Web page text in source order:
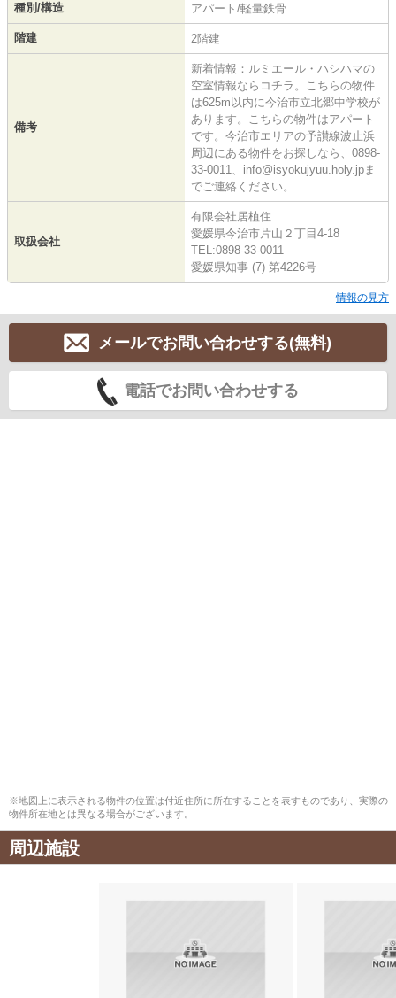
種別/構造 アパート/軽量鉄骨
階建 2階建
備考
新着情報：ルミエール・ハシハマの
空室情報ならコチラ。こちらの物件
は625m以内に今治市立北郷中学校が
あります。こちらの物件はアパート
です。今治市エリアの予讃線波止浜
周辺にある物件をお探しなら、0898-
33-0011、info@isyokujyuu.holy.jpま
でご連絡ください。
取扱会社
有限会社居植住
愛媛県今治市片山２丁目4-18
TEL:0898-33-0011
愛媛県知事 (7) 第4226号
情報の見方
メールでお問い合わせする(無料)
電話でお問い合わせする
※地図上に表示される物件の位置は付近住所に所在することを表すものであり、実際の
物件所在地とは異なる場合がございます。
周辺施設